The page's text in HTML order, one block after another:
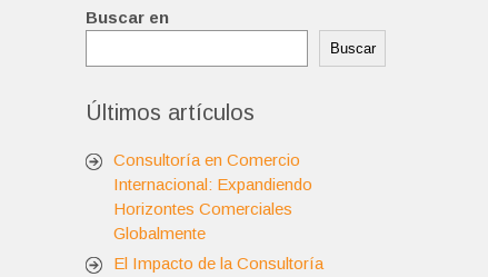
Buscar en
Buscar
Últimos artículos
Consultoría en Comercio
Internacional: Expandiendo
Horizontes Comerciales
Globalmente
El Impacto de la Consultoría